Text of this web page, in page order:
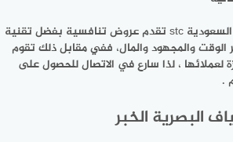
لهذا فإن شركة الاتصالات السعودية stc تقدم عروض تنافسية بفضل تقنية
الوقت والمجهود والمال، ففي مقابل ذلك تقوم
، لذا سارع في الاتصال للحصول على
.
البصرية الخبر